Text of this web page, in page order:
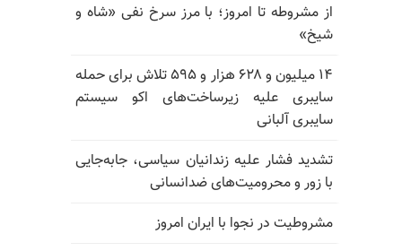
از مشروطه تا امروز؛ با مرز سرخ نفی «شاه و
شیخ»
۱۴ میلیون و ۶۲۸ هزار و ۵۹۵ تلاش برای حمله
سایبری علیه زیرساخت‌های اکو سیستم
سایبری آلبانی
تشدید فشار علیه زندانیان سیاسی، جابه‌جایی
با زور و محرومیت‌های ضدانسانی
مشروطیت در نجوا با ایران امروز